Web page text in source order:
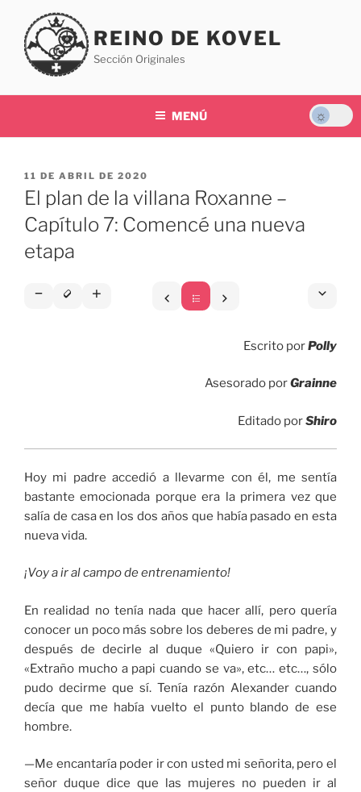
contenido
REINO DE KOVEL
Sección Originales
MENÚ
PUBLICADO
EL
11 DE ABRIL DE 2020
El plan de la villana Roxanne –
Capítulo 7: Comencé una nueva
etapa
Escrito porPolly
Asesorado porGrainne
Editado porShiro
Hoy mi padre accedió a llevarme con él, me sentía
bastante emocionada porque era la primera vez que
salía de casa en los dos años que había pasado en esta
nueva vida.
¡Voy a ir al campo de entrenamiento!
En realidad no tenía nada que hacer allí, pero quería
conocer un poco más sobre los deberes de mi padre, y
después de decirle al duque «Quiero ir con papi»,
«Extraño mucho a papi cuando se va», etc… etc…, sólo
pudo decirme que sí. Tenía razón Alexander cuando
decía que me había vuelto el punto blando de ese
hombre.
—Me encantaría poder ir con usted mi señorita, pero el
señor duque dice que las mujeres no pueden ir al